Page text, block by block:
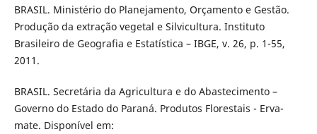
BRASIL. Ministério do Planejamento, Orçamento e Gestão.
Produção da extração vegetal e Silvicultura. Instituto
Brasileiro de Geografia e Estatística – IBGE, v. 26, p. 1-55,
2011.
BRASIL. Secretária da Agricultura e do Abastecimento –
Governo do Estado do Paraná. Produtos Florestais - Erva-
mate. Disponível em: